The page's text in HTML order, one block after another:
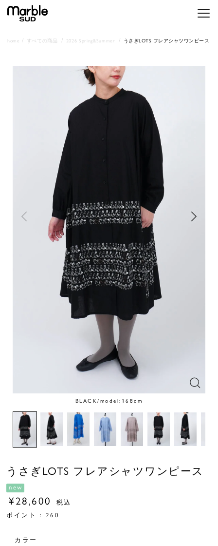
メニ
home すべての商品 2026 Spring&Summer うさぎLOTS フレアシャツワンピース
BLACK/model:168cm
うさぎLOTS フレアシャツワンピース
new
¥ 28,600
税込
ポイント : 260
カラー